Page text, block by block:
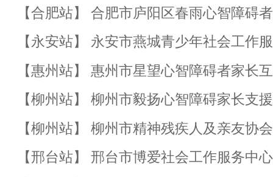
【合肥站】 合肥市庐阳区春雨心智障碍
【永安站】 永安市燕城青少年社会工作
【惠州站】 惠州市星望心智障碍者家长
【柳州站】 柳州市毅扬心智障碍家长支
【柳州站】 柳州市精神残疾人及亲友协会
【邢台站】 邢台市博爱社会工作服务中心